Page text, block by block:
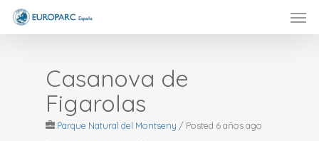
Skip
Casanova de
Figarolas
Parque Natural del Montseny / Posted 6 años ago